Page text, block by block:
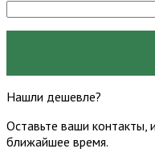
Нашли дешевле?
Оставьте ваши
ближайшее время.